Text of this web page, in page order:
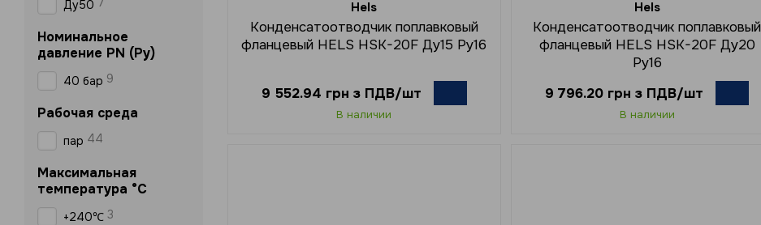
Hels
Конденсатоотводчик поплавковый
фланцевый HELS HSK-20F Ду15 Ру16
9 552.94 грн з ПДВ/шт
В наличии
Hels
Конденсатоотводчик поплавковый
фланцевый HELS HSK-20F Ду20
Ру16
9 796.20 грн з ПДВ/шт
В наличии
Ду50
Номинальное
давление PN (Ру)
40 бар 9
Рабочая среда
пар 44
Максимальная
температура °C
+240℃ 3